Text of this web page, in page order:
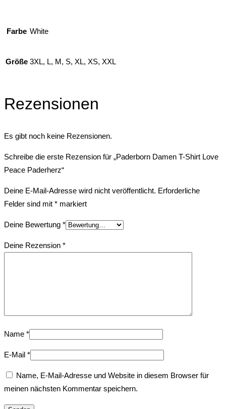
Farbe White
Größe 3XL, L, M, S, XL, XS, XXL
Rezensionen
Es gibt noch keine Rezensionen.
Schreibe die erste Rezension für „Paderborn Damen T-Shirt Love
Peace Paderherz“
Deine E-Mail-Adresse wird nicht veröffentlicht. Erforderliche
Felder sind mit * markiert
Deine Bewertung *
Deine Rezension *
Name *
E-Mail *
Name, E-Mail-Adresse und Website in diesem Browser für
meinen nächsten Kommentar speichern.